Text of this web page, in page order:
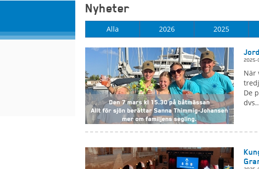
Nyheter
Alla 2026 2025
2025-
När
De